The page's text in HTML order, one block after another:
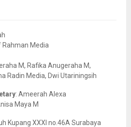
Rahman Media
M, Rafika Anugeraha M,
Radin Media, Dwi Utariningsih
: Ameerah Alexa
Maya M
Kupang XXXI no.46A Surabaya